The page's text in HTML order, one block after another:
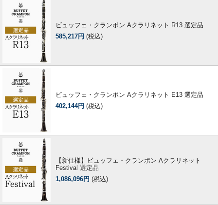
ビュッフェ・クランポン Aクラリネット R13 選定品
585,217円 (税込)
ビュッフェ・クランポン Aクラリネット E13 選定品
402,144円 (税込)
【新仕様】ビュッフェ・クランポン Aクラリネット
Festival 選定品
1,086,096円 (税込)